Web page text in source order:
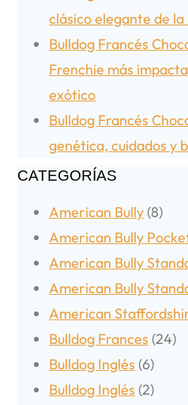
clásico elegante de la
Bulldog Francés
Frenchie más
exótico
Bulldog Francés
genética, cuidados y
CATEGORÍAS
American Bully (8)
American Bully
American Bully
American Bully
American
Bulldog Frances (24)
Bulldog Inglés (6)
Bulldog Inglés (2)